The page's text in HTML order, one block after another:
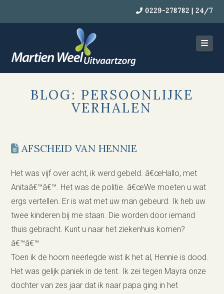
0229-278782 | 24/7
BLOG: PERSOONLIJKE
VERHALEN
AFSCHEID VAN HENNIE
Het was vijf over acht, ik werd gebeld. â€œHallo, met
Anitaâ€™â€™. Het was de politie. â€œWe moeten u wat
ergs vertellen. Er is wat met uw man gebeurd. Ik heb uw
twee kinderen bij me staan. Die worden door iemand
thuis gebracht. Kunt u naar het ziekenhuis komen?
â€™â€™
Toen ik de hoorn neerlegde wist ik het al, Hennie is dood.
Het was gelijk paniek in de tent. Ik zei tegen Mayra onze
dochter van zes jaar dat ik naar papa ging in het